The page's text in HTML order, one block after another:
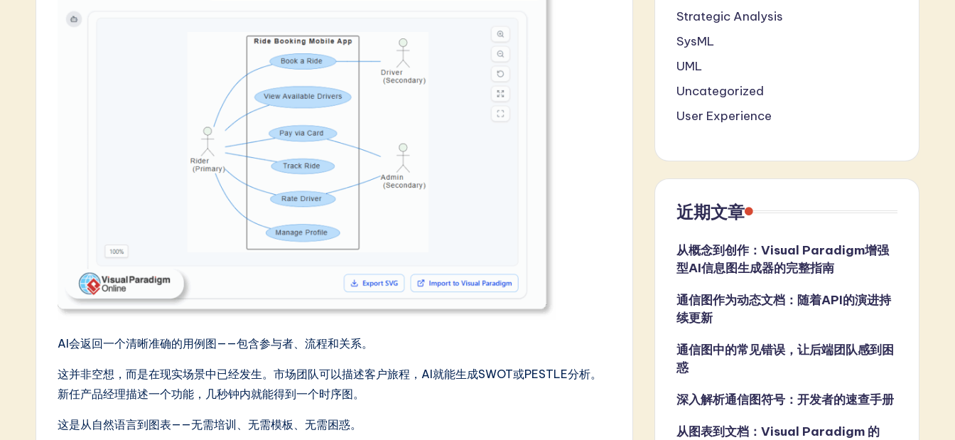
ti
AI会返回一个清晰准确的用例图——包含参与者、流程和关系。
这并非空想，而是在现实场景中已经发生。市场团队可以描述客户旅程，AI就能生成SWOT或PESTLE分析。
新任产品经理描述一个功能，几秒钟内就能得到一个时序图。
这是从自然语言到图表——无需培训、无需模板、无需困惑。
Strategic Analysis
SysML
UML
Uncategorized
User Experience
近期文章
从概念到创作：Visual Paradigm增强
型AI信息图生成器的完整指南
通信图作为动态文档：随着API的演进持
续更新
通信图中的常见错误，让后端团队感到困
惑
深入解析通信图符号：开发者的速查手册
从图表到文档：Visual Paradigm 的